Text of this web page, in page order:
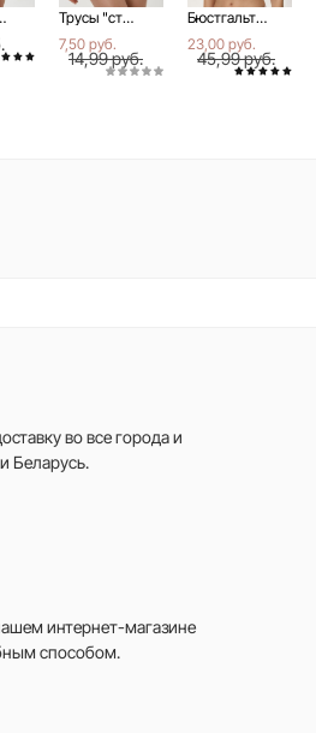
DAY RP0002
Трусы "стринг" DAY BY DAY RP0003
7,50 руб.
14,99 руб.
Бюстгальтер женский DAY BY DAY RB0005 белый
23,00 руб.
45,99 руб.
во все городаи
Беларусь.
интернет-магазине
способом.